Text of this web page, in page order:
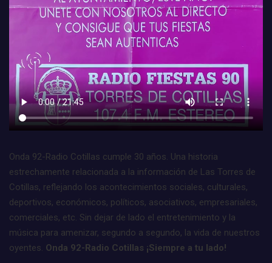
Onda 92-Radio Cotillas cumple 30 años. Una historia
estrechamente relacionada a la información de Las Torres de
Cotillas, reflejando los acontecimientos sociales, culturales,
deportivos, económicos, políticos, asociativos, empresariales,
comerciales, etc. Sin dejar de lado el entretenimiento y la
música para amenizar, segundo a segundo, la vida de nuestros
oyentes. Onda 92-Radio Cotillas ¡Siempre a tu lado!